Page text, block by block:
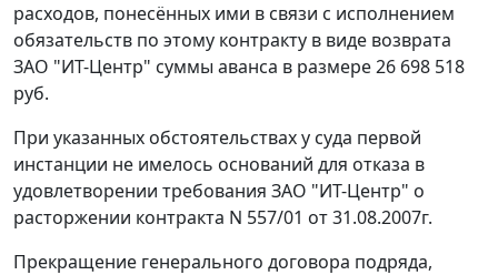
расходов, понесённых ими в связи с исполнением
обязательств по этому контракту в виде возврата
ЗАО "ИТ-Центр" суммы аванса в размере 26 698 518
руб.
При указанных обстоятельствах у суда первой
инстанции не имелось оснований для отказа в
удовлетворении требования ЗАО "ИТ-Центр" о
расторжении контракта N 557/01 от 31.08.2007г.
Прекращение генерального договора подряда,